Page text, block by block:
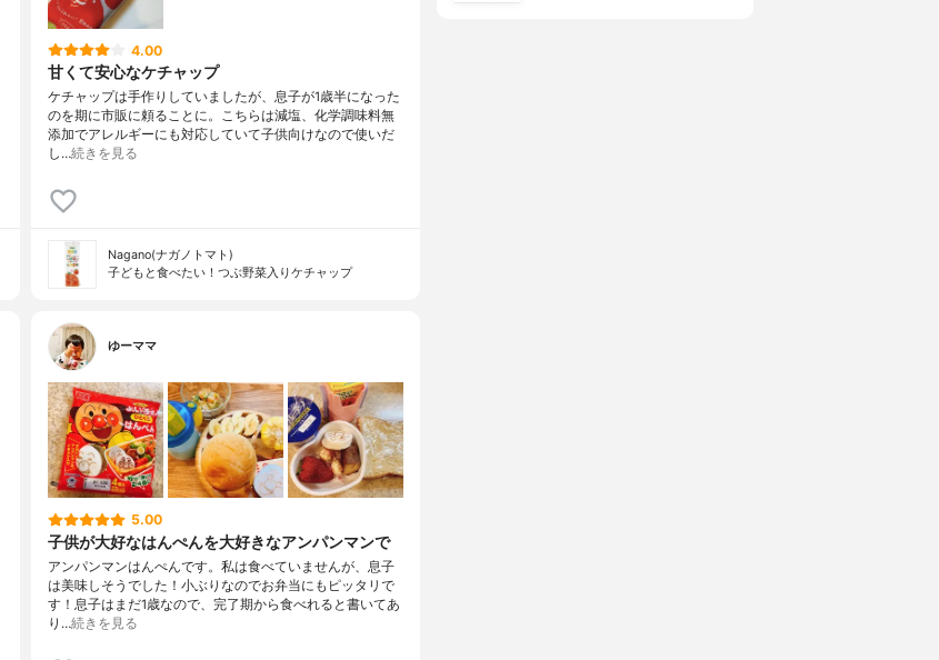
4.00
甘くて安心なケチャップ
ケチャップは手作りしていましたが、息子が1歳半になった
のを期に市販に頼ることに。こちらは減塩、化学調味料無
添加でアレルギーにも対応していて子供向けなので使いだ
し…続きを見る
Nagano(ナガノトマト)
子どもと食べたい！つぶ野菜入りケチャップ
ゆーママ
5.00
子供が大好なはんぺんを大好きなアンパンマンで
アンパンマンはんぺんです。私は食べていませんが、息子
は美味しそうでした！小ぶりなのでお弁当にもピッタリで
す！息子はまだ1歳なので、完了期から食べれると書いてあ
り…続きを見る